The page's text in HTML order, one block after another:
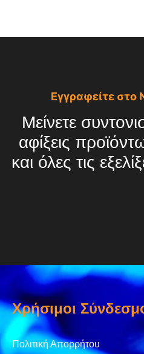
Εγγραφείτε στο
Μείνετε
αφίξεις
και όλες τις
Χρήσιμοι
Πολιτική Απορρήτου